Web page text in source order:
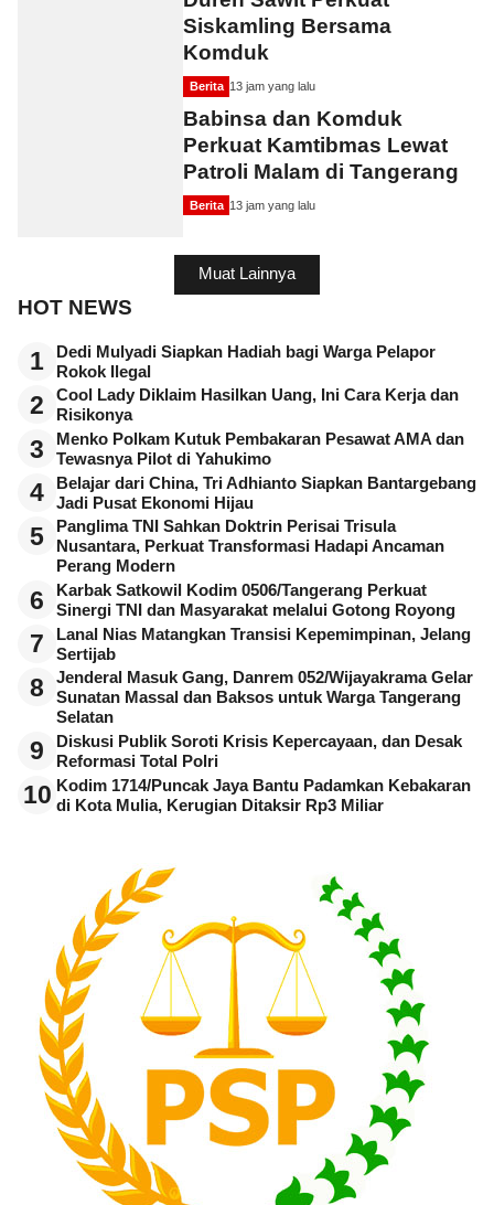
Siskamling Bersama
Komduk
Berita 13 jam yang lalu
Babinsa dan Komduk
Perkuat Kamtibmas Lewat
Patroli Malam di Tangerang
Berita 13 jam yang lalu
Muat Lainnya
HOT NEWS
1
Dedi Mulyadi Siapkan Hadiah bagi Warga Pelapor
Rokok Ilegal
2
Cool Lady Diklaim Hasilkan Uang, Ini Cara Kerja dan
Risikonya
3
Menko Polkam Kutuk Pembakaran Pesawat AMA dan
Tewasnya Pilot di Yahukimo
4
Belajar dari China, Tri Adhianto Siapkan Bantargebang
Jadi Pusat Ekonomi Hijau
5
Panglima TNI Sahkan Doktrin Perisai Trisula
Nusantara, Perkuat Transformasi Hadapi Ancaman
Perang Modern
6
Karbak Satkowil Kodim 0506/Tangerang Perkuat
Sinergi TNI dan Masyarakat melalui Gotong Royong
7
Lanal Nias Matangkan Transisi Kepemimpinan, Jelang
Sertijab
8
Jenderal Masuk Gang, Danrem 052/Wijayakrama Gelar
Sunatan Massal dan Baksos untuk Warga Tangerang
Selatan
9
Diskusi Publik Soroti Krisis Kepercayaan, dan Desak
Reformasi Total Polri
10 Kodim 1714/Puncak Jaya Bantu Padamkan Kebakaran
di Kota Mulia, Kerugian Ditaksir Rp3 Miliar